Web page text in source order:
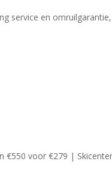
service en
€550 voor €279 |